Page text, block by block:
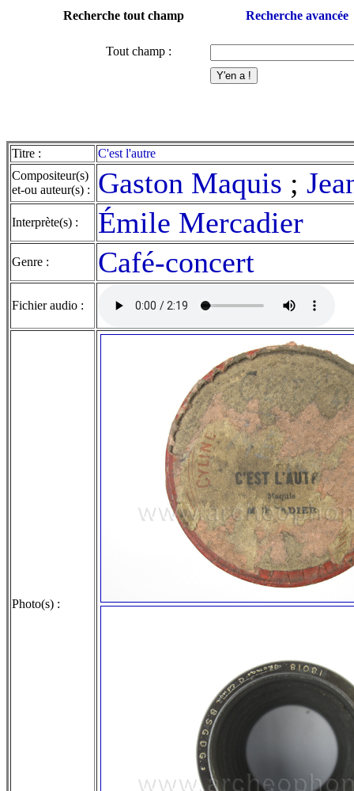
Recherche tout champ Recherche avancée
Tout champ :
Titre :
C'est l'autre
Compositeur(s)
et-ou auteur(s) :
Gaston Maquis ;
Interprète(s) : Émile Mercadier
Genre : Café-concert
Fichier audio :
Photo(s) :